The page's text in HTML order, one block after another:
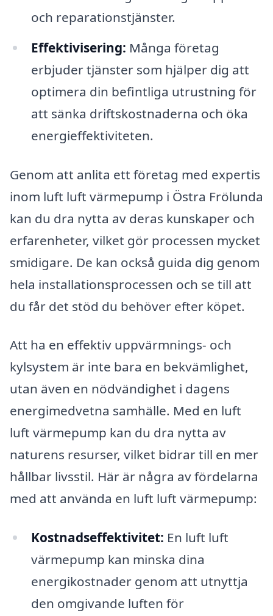
och reparationstjänster.
Effektivisering: Många företag
erbjuder tjänster som hjälper dig att
optimera din befintliga utrustning för
att sänka driftskostnaderna och öka
energieffektiviteten.
Genom att anlita ett företag med expertis
inom luft luft värmepump i Östra Frölunda
kan du dra nytta av deras kunskaper och
erfarenheter, vilket gör processen mycket
smidigare. De kan också guida dig genom
hela installationsprocessen och se till att
du får det stöd du behöver efter köpet.
Att ha en effektiv uppvärmnings- och
kylsystem är inte bara en bekvämlighet,
utan även en nödvändighet i dagens
energimedvetna samhälle. Med en luft
luft värmepump kan du dra nytta av
naturens resurser, vilket bidrar till en mer
hållbar livsstil. Här är några av fördelarna
med att använda en luft luft värmepump:
Kostnadseffektivitet: En luft luft
värmepump kan minska dina
energikostnader genom att utnyttja
den omgivande luften för